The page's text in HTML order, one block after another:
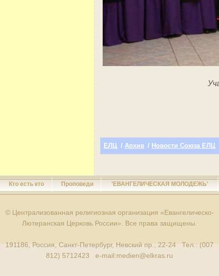
ЕЛЦ / Архив / Новости Союза ЕЛЦ
Кто есть кто Проповеди 'ЕВАНГЕЛИЧЕСКАЯ МОЛОДЕЖЬ'
© Централизованная религиозная организация «Евангелическо-
Лютеранская Церковь России». Все права защищены.
191186, Россия, Санкт-Петербург, Невский пр., 22-24 Тел.: (007
812) 5712423 e-mail:medien@elkras.ru